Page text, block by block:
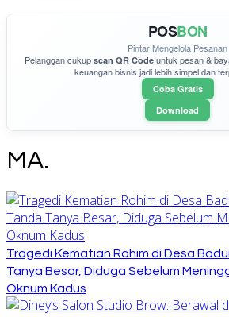
POSBON
Pintar Mengelola Pesanan
Pelanggan cukup scan QR Codeuntuk pesan &
keuangan bisnis jadi lebih simpel dan
Coba Gratis
Download
MA.
Tragedi Kematian Rohim di Desa
Tanya Besar, Diduga Sebelum
Oknum Kadus